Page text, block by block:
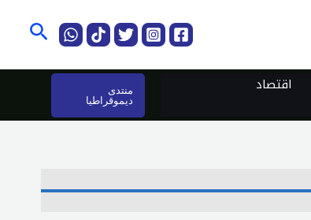
اقتصاد
منتدى
ديموقراطيا